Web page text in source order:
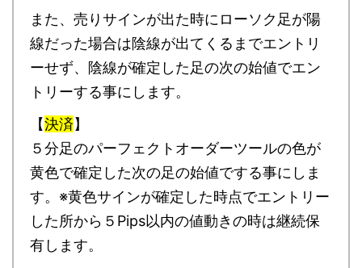
また、売りサインが出た時にローソク足が陽
線だった場合は陰線が出てくるまでエントリ
ーせず、陰線が確定した足の次の始値でエン
トリーする事にします。
【決済】
５分足のパーフェクトオーダーツールの色が
黄色で確定した次の足の始値でする事にしま
す。※黄色サインが確定した時点でエントリー
した所から５Pips以内の値動きの時は継続保
有します。